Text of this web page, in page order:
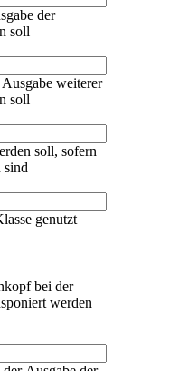
der
soll
weiterer
soll
soll, sofern
sind
genutzt
bei der
werden